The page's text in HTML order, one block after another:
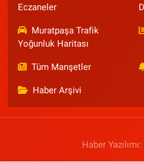
Eczaneler
Muratpaşa Trafik
Yoğunluk Haritası
Tüm Manşetler
Haber Arşivi
Haber Yazılımı: